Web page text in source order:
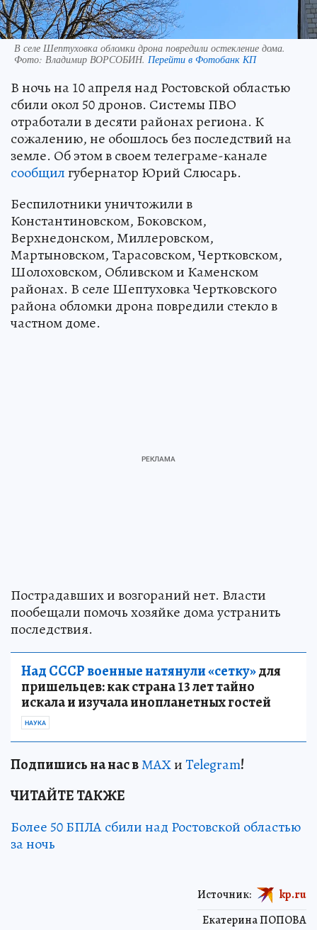
В селе Шептуховка обломки дрона повредили остекление дома.
Фото: Владимир ВОРСОБИН. Перейти в Фотобанк КП
В ночь на 10 апреля над Ростовской областью
сбили окол 50 дронов. Системы ПВО
отработали в десяти районах региона. К
сожалению, не обошлось без последствий на
земле. Об этом в своем телеграме-канале
сообщилгубернатор Юрий Слюсарь.
Беспилотники уничтожили в
Константиновском, Боковском,
Верхнедонском, Миллеровском,
Мартыновском, Тарасовском, Чертковском,
Шолоховском, Обливском и Каменском
районах. В селе Шептуховка Чертковского
района обломки дрона повредили стекло в
частном доме.
Пострадавших и возгораний нет. Власти
пообещали помочь хозяйке дома устранить
последствия.
Над СССР военные натянули «сетку»для
пришельцев: как страна 13 лет тайно
искала и изучала инопланетных гостей
НАУКА
Подпишись на нас вМАХиTelegram!
ЧИТАЙТЕ ТАКЖЕ
Более 50 БПЛА сбили над Ростовской областью
за ночь
Екатерина ПОПОВА
Источник: kp.ru